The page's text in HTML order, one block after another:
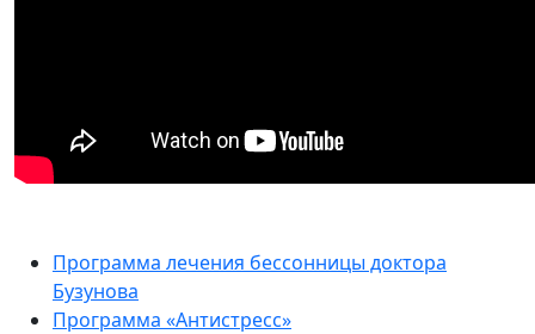
Программа лечения бессонницы доктора
Бузунова
Программа «Антистресс»